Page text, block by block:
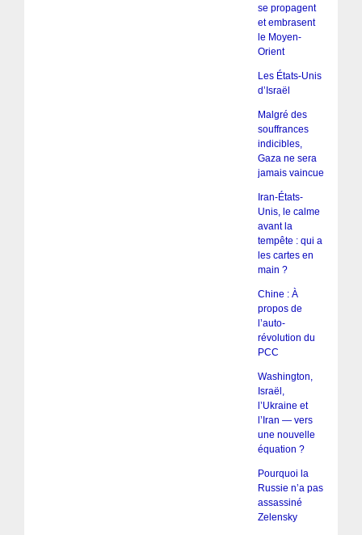
se propagent
et embrasent
le Moyen-
Orient
Les États-Unis
d’Israël
Malgré des
souffrances
indicibles,
Gaza ne sera
jamais vaincue
Iran-États-
Unis, le calme
avant la
tempête : qui a
les cartes en
main ?
Chine : À
propos de
l’auto-
révolution du
PCC
Washington,
Israël,
l’Ukraine et
l’Iran — vers
une nouvelle
équation ?
Pourquoi la
Russie n’a pas
assassiné
Zelensky